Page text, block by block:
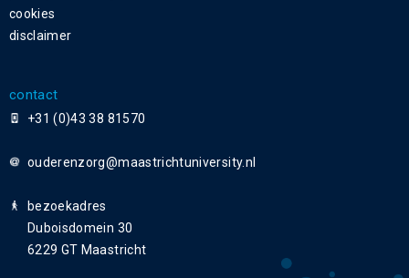
cookies
disclaimer
contact
+31 (0)43 38 81570
ouderenzorg
bezoekadres
Duboisdomein 30
6229 GT Maastricht